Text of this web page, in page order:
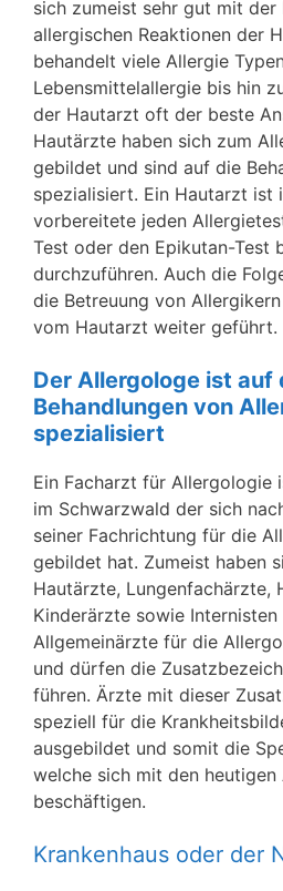
sich zumeist sehr gut mit der
allergischen Reaktionen der
behandelt viele Allergie
Lebensmittelallergie bis hin
der Hautarzt oft der beste
Hautärzte haben sich zum
gebildet und sind auf die
spezialisiert. Ein Hautarzt ist
vorbereitete jeden
Test oder den Epikutan-Test
durchzuführen. Auch die
die Betreuung von
vom Hautarzt weiter geführt.
Der Allergologe ist auf
Behandlungen von
spezialisiert
Ein Facharzt für Allergologie
im Schwarzwald der sich
seiner Fachrichtung für die
gebildet hat. Zumeist haben
Hautärzte, Lungenfachärzte,
Kinderärzte sowie Internisten
Allgemeinärzte für die
und dürfen die
führen. Ärzte mit dieser
speziell für die
ausgebildet und somit die
welche sich mit den heutigen
beschäftigen.
Krankenhaus oder der